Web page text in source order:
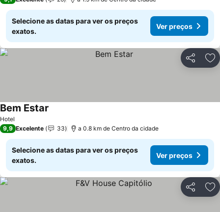
Selecione as datas para ver os preços
exatos.
Ver preços
Partilhar
Hotel
Bem Estar
9,9 Excelente 33 a 0.8 km de Centro da cidade
Selecione as datas para ver os preços
exatos.
Ver preços
Partilhar